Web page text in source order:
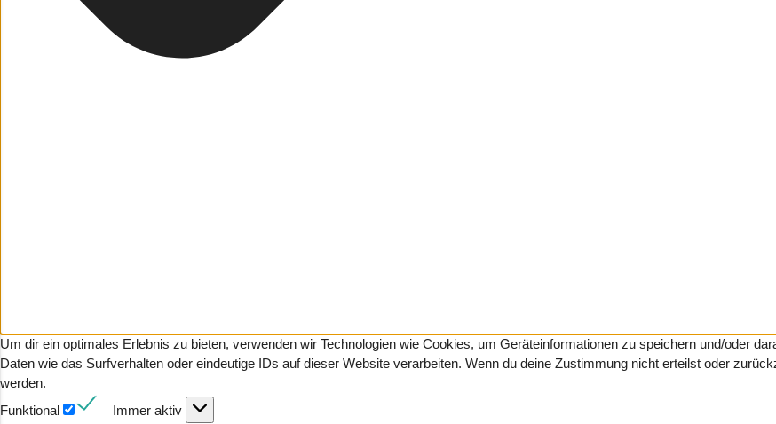
Um dir ein optimales Erlebnis zu bieten, verwenden wir Technologien wie Cookies, um Geräteinformationen zu speichern und/oder
Daten wie das Surfverhalten oder eindeutige IDs auf dieser Website verarbeiten. Wenn du deine Zustimmung nicht erteilst oder
werden.
Funktional
Funktional
Immer aktiv